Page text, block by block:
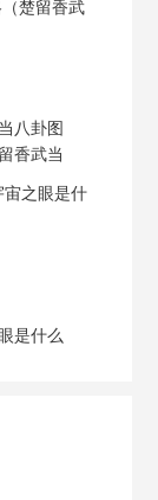
八卦图
香武当
是什么